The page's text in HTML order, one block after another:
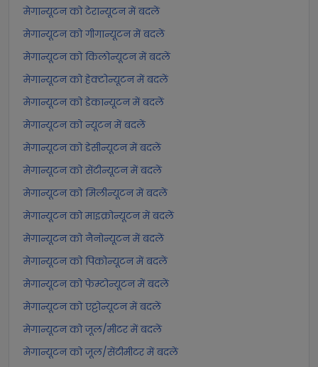
मेगान्यूटन को टेरान्यूटन में बदलें
मेगान्यूटन को गीगान्यूटन में बदलें
मेगान्यूटन को किलोन्यूटन में बदलें
मेगान्यूटन को हेक्टोन्यूटन में बदलें
मेगान्यूटन को डेकान्यूटन में बदलें
मेगान्यूटन को न्यूटन में बदलें
मेगान्यूटन को डेसीन्यूटन में बदलें
मेगान्यूटन को सेंटीन्यूटन में बदलें
मेगान्यूटन को मिलीन्यूटन में बदलें
मेगान्यूटन को माइक्रोन्यूटन में बदलें
मेगान्यूटन को नैनोन्यूटन में बदलें
मेगान्यूटन को पिकोन्यूटन में बदलें
मेगान्यूटन को फेम्टोन्यूटन में बदलें
मेगान्यूटन को एट्टोन्यूटन में बदलें
मेगान्यूटन को जूल/मीटर में बदलें
मेगान्यूटन को जूल/सेंटीमीटर में बदलें